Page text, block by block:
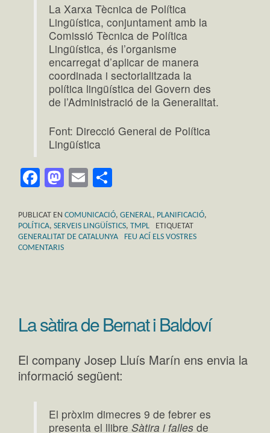
La Xarxa Tècnica de Política
Lingüística, conjuntament amb la
Comissió Tècnica de Política
Lingüística, és l’organisme
encarregat d’aplicar de manera
coordinada i sectorialitzada la
política lingüística del Govern des
de l’Administració de la Generalitat.
Font: Direcció General de Política
Lingüística
Facebook
Mastodon
Email
PUBLICAT EN COMUNICACIÓ, GENERAL, PLANIFICACIÓ,
POLÍTICA, SERVEIS LINGÜÍSTICS, TMPL
ETIQUETAT
GENERALITAT DE CATALUNYA
FEU ACÍ ELS VOSTRES
COMENTARIS
La sàtira de Bernat i Baldoví
El company Josep Lluís Marín ens envia la
informació següent:
El pròxim dimecres 9 de febrer es
presenta el llibreSàtira i falles de